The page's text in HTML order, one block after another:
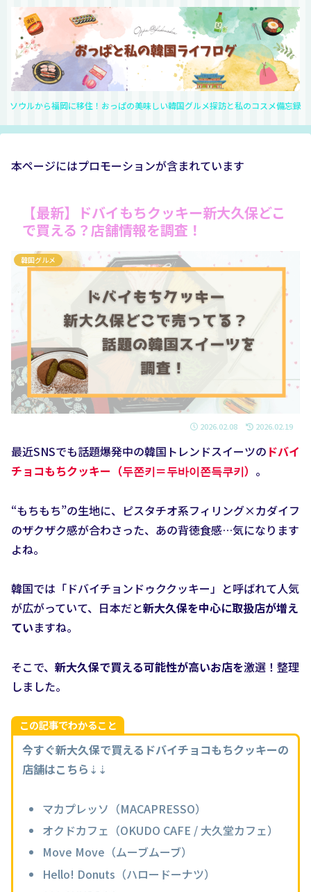
ソウルから福岡に移住！おっぱの美味しい韓国グルメ探訪と私のコスメ備忘録
本ページにはプロモーションが含まれています
【最新】ドバイもちクッキー新大久保どこ
で買える？店舗情報を調査！
韓国グルメ
2026.02.08 2026.02.19
最近SNSでも話題爆発中の韓国トレンドスイーツの ドバイ
チョコもちクッキー （두쫀키＝두바이쫀득쿠키） 。
“もちもち”の生地に、ピスタチオ系フィリング×カダイフ
のザクザク感が合わさった、あの背徳食感…気になります
よね。
韓国では「ドバイチョンドゥククッキー」と呼ばれて人気
が広がっていて、日本だと新大久保を中心に取扱店が増え
ていますね。
そこで、 新大久保で買える可能性が高いお店を激選！整理
しました。
この記事でわかること
今すぐ新大久保で買えるドバイチョコもちクッキーの
店舗はこちら ⇣⇣
マカプレッソ（MACAPRESSO）
オクドカフェ（OKUDO CAFE / 大久堂カフェ）
Move Move（ムーブムーブ）
Hello! Donuts（ハロードーナツ）